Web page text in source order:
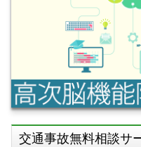
交通事故無料相談サ